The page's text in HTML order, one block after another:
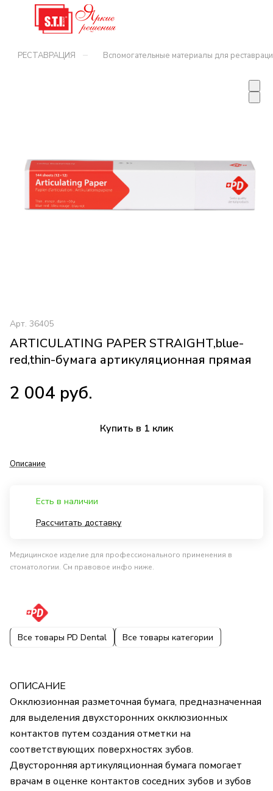
РЕСТАВРАЦИЯ – Вспомогательные материалы для
Арт. 36405
ARTICULATING PAPER STRAIGHT,blue-
red,thin-бумага артикуляционная прямая
2 004 руб.
Купить в 1 клик
Описание
Есть в наличии
Рассчитать доставку
Медицинское изделие для профессионального применения в
стоматологии. См правовое инфо ниже.
Все товары PD Dental Все товары категории
ОПИСАНИЕ
Окклюзионная разметочная бумага, предназначенная
для выделения двухсторонних окклюзионных
контактов путем создания отметки на
соответствующих поверхностях зубов.
Двусторонняя артикуляционная бумага помогает
врачам в оценке контактов соседних зубов и зубов